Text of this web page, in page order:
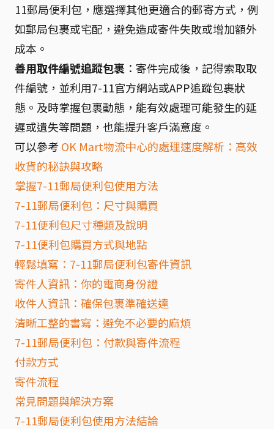
11郵局便利包，應選擇其他更適合的郵寄方式，例
如郵局包裹或宅配，避免造成寄件失敗或增加額外
成本。
善用取件編號追蹤包裹 ：寄件完成後，記得索取取
件編號，並利用7-11官方網站或APP追蹤包裹狀
態。及時掌握包裹動態，能有效處理可能發生的延
遲或遺失等問題，也能提升客戶滿意度。
可以參考 OK Mart物流中心的處理速度解析：高效
收貨的秘訣與攻略
掌握7-11郵局便利包使用方法
7-11郵局便利包：尺寸與購買
7-11便利包尺寸種類及說明
7-11便利包購買方式與地點
輕鬆填寫：7-11郵局便利包寄件資訊
寄件人資訊：你的電商身份證
收件人資訊：確保包裹準確送達
清晰工整的書寫：避免不必要的麻煩
7-11郵局便利包：付款與寄件流程
付款方式
寄件流程
常見問題與解決方案
7-11郵局便利包使用方法結論